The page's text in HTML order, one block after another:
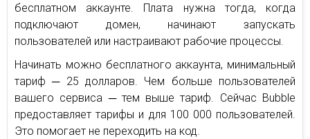
бесплатном аккаунте. Плата нужна тогда, когда
подключают домен, начинают запускать
пользователей или настраивают рабочие процессы.
Начинать можно бесплатного аккаунта, минимальный
тариф ─ 25 долларов. Чем больше пользователей
вашего сервиса ─ тем выше тариф. Сейчас Bubble
предоставляет тарифы и для 100 000 пользователей.
Это помогает не переходить на код.